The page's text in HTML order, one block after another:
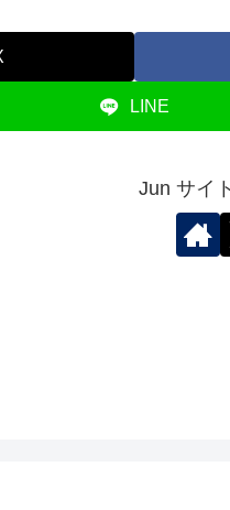
LINE
Jun サイ